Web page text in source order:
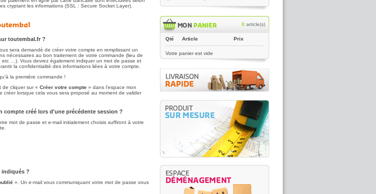
cryptant les informations (SSL : Secure Socket Layer).
toutembal.fr ?
sera demandé de créer votre compte en remplissant un
nécessaires au bon traitement de votre commande (lieu de
etc …). Vous devrez également indiquer un mot de passe et
la confidentialité des informations liées à votre compte.
la première commande !
de cliquer sur « Créer votre compte » dans l'espace mon
créer lorsque cela vous sera proposé au moment de valider
compte créé lors d'une précédente session ?
mot de passe et e-mail initialement choisis suffiront à votre
indiqués ?
». Un e-mail vous communiquant votre mot de passe vous
0 article(s)
Qté Article Prix
Votre panier est vide